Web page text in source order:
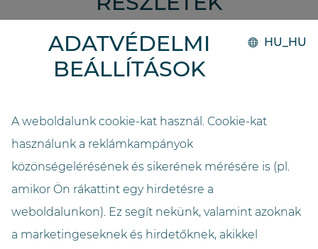
Kivitelezés
Rendszer
Kapacitás
18000
Hosszúság (méter)
ADATVÉDELMI
BEÁLLÍTÁSOK
HU_HU
A weboldalunk cookie-kat használ. Cookie-kat
használunk a reklámkampányok
közönségelérésének és sikerének mérésére is (pl.
amikor Ön rákattint egy hirdetésre a
weboldalunkon). Ez segít nekünk, valamint azoknak
a marketingeseknek és hirdetőknek, akikkel